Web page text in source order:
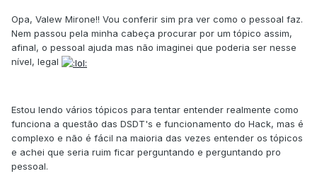
Opa, Valew Mirone!! Vou conferir sim pra ver como o pessoal faz.
Nem passou pela minha cabeça procurar por um tópico assim,
afinal, o pessoal ajuda mas não imaginei que poderia ser nesse
nível, legal
Estou lendo vários tópicos para tentar entender realmente como
funciona a questão das DSDT's e funcionamento do Hack, mas é
complexo e não é fácil na maioria das vezes entender os tópicos
e achei que seria ruim ficar perguntando e perguntando pro
pessoal.